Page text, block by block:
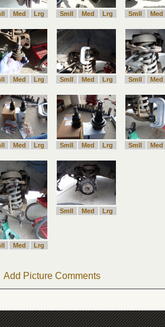
Med Lrg Smll Med Lrg Smll Med
Med Lrg Smll Med Lrg Smll Med
Med Lrg Smll Med Lrg Smll Med
Med Lrg
Smll Med Lrg
Add Picture Comments